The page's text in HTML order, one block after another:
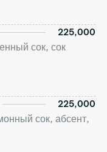
225,000
сок, сок
225,000
сок, абсент,